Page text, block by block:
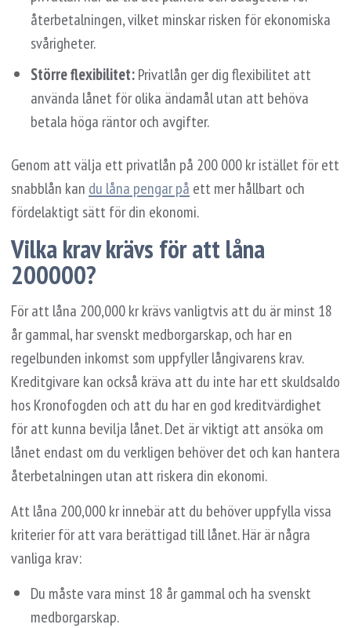
återbetalningen, vilket minskar risken för ekonomiska
svårigheter.
Större flexibilitet:Privatlån ger dig flexibilitet att
använda lånet för olika ändamål utan att behöva
betala höga räntor och avgifter.
Genom att välja ett privatlån på 200 000 kr istället för ett
snabblån kan du låna pengar på ett mer hållbart och
fördelaktigt sätt för din ekonomi.
Vilka krav krävs för att låna
200000?
För att låna 200,000 kr krävs vanligtvis att du är minst 18
år gammal, har svenskt medborgarskap, och har en
regelbunden inkomst som uppfyller långivarens krav.
Kreditgivare kan också kräva att du inte har ett skuldsaldo
hos Kronofogden och att du har en god kreditvärdighet
för att kunna bevilja lånet. Det är viktigt att ansöka om
lånet endast om du verkligen behöver det och kan hantera
återbetalningen utan att riskera din ekonomi.
Att låna 200,000 kr innebär att du behöver uppfylla vissa
kriterier för att vara berättigad till lånet. Här är några
vanliga krav:
Du måste vara minst 18 år gammal och ha svenskt
medborgarskap.